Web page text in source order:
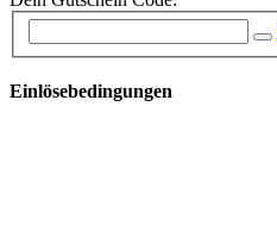
Einlösebedingungen